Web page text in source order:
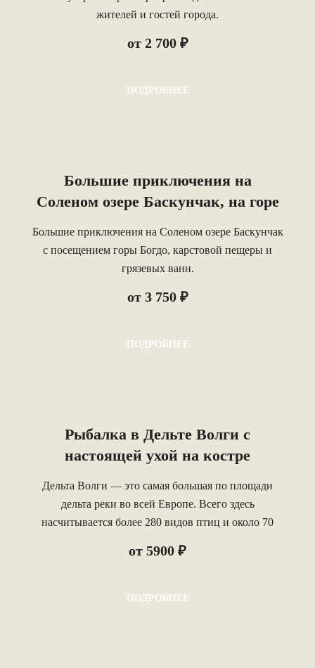
жителей и гостей города.
от 2 700 ₽
ПОДРОБНЕЕ
Большие приключения на
Соленом озере Баскунчак, на горе
Большие приключения на Соленом озере Баскунчак
с посещением горы Богдо, карстовой пещеры и
грязевых ванн.
от 3 750 ₽
ПОДРОБНЕЕ
Рыбалка в Дельте Волги с
настоящей ухой на костре
Дельта Волги — это самая большая по площади
дельта реки во всей Европе. Всего здесь
насчитывается более 280 видов птиц и около 70
от 5900 ₽
ПОДРОБНЕЕ